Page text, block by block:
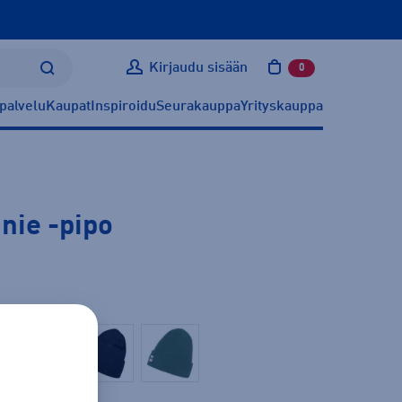
Kirjaudu sisään 0 tuotetta
Kaupat InspiroiduSeurakauppaYrityskauppa
-pipo